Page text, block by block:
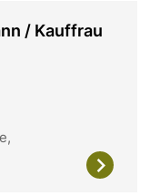
/ Kauffrau